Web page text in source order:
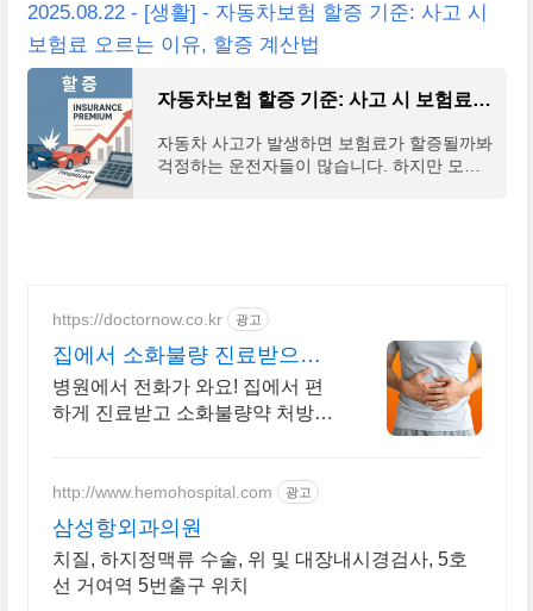
2025.08.22 - [생활] - 자동차보험 할증 기준: 사고 시
보험료 오르는 이유, 할증 계산법
자동차보험 할증 기준: 사고 시 보험료 오르는 이유, 할증 계산법
자동차 사고가 발생하면 보험료가 할증될까봐
걱정하는 운전자들이 많습니다. 하지만 모든
https://doctornow.co.kr 광고
집에서 소화불량 진료받으세
요 365일 24시간 진료가능
병원에서 전화가 와요! 집에서 편
하게 진료받고 소화불량약 처방까
http://www.hemohospital.com 광고
삼성항외과의원
치질, 하지정맥류 수술, 위 및 대장내시경검사, 5호
선 거여역 5번출구 위치